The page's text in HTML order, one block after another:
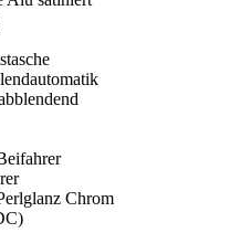
Chrom